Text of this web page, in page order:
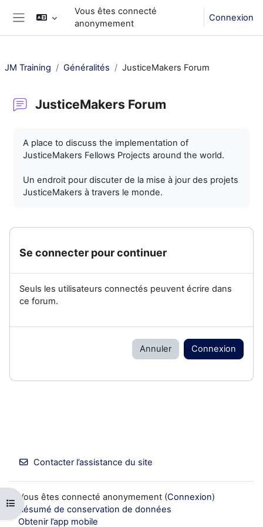
Passer au contenu principal
Panneau latéral
Vous êtes connecté
anonymement
Connexion
Ouvrir l’index du cours
JM Training Généralités JusticeMakers Forum
JusticeMakers Forum
A place to discuss the implementation of
JusticeMakers Fellows Projects around the world.
Un endroit pour discuter de la mise à jour des projets
JusticeMakers à travers le monde.
Se connecter pour continuer
Seuls les utilisateurs connectés peuvent écrire dans
ce forum.
Annuler Connexion
Contacter l’assistance du site
Vous êtes connecté anonymement (Connexion)
Résumé de conservation de données
Obtenir l’app mobile